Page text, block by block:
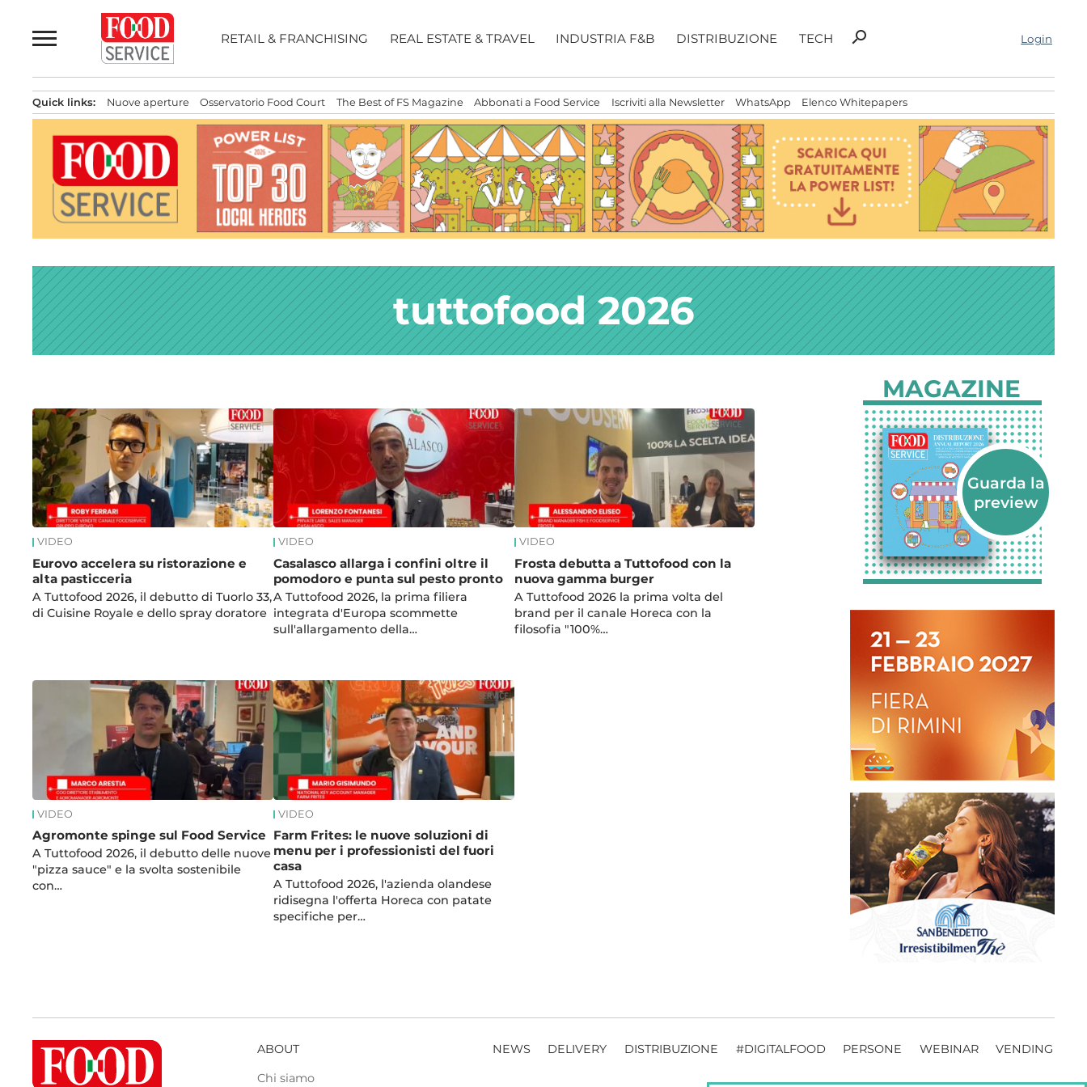
al
contenuto
RETAIL & FRANCHISING REAL ESTATE & TRAVEL INDUSTRIA F&B DISTRIBUZIONE TECH
Ricerca
search Login
Quick links: Nuove aperture Osservatorio Food Court The Best of FS Magazine Abbonati a Food Service Iscriviti alla Newsletter WhatsApp Elenco Whitepapers
tuttofood 2026
News
VIDEO
Eurovo accelera su ristorazione e
alta pasticceria
A Tuttofood 2026, il debutto di Tuorlo 33,
di Cuisine Royale e dello spray doratore
VIDEO
Casalasco allarga i confini oltre il
pomodoro e punta sul pesto pronto
A Tuttofood 2026, la prima filiera
integrata d'Europa scommette
sull'allargamento della…
VIDEO
Frosta debutta a Tuttofood con la
nuova gamma burger
A Tuttofood 2026 la prima volta del
brand per il canale Horeca con la
filosofia "100%…
VIDEO
Agromonte spinge sul Food Service
A Tuttofood 2026, il debutto delle nuove
"pizza sauce" e la svolta sostenibile
con…
VIDEO
Farm Frites: le nuove soluzioni di
menu per i professionisti del fuori
casa
A Tuttofood 2026, l'azienda olandese
ridisegna l'offerta Horeca con patate
specifiche per…
MAGAZINE
ABOUT
Chi siamo
NEWS DELIVERY DISTRIBUZIONE #DIGITALFOOD PERSONE WEBINAR VENDING